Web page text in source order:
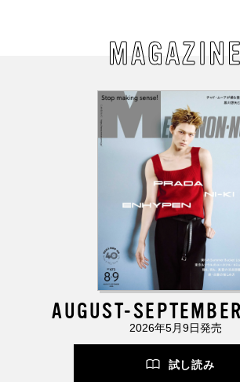
MAGAZINE
AUGUST-
2026年5月9日発売
試し読み